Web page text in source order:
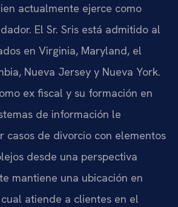
actualmente ejerce como
El Sr. Sris está admitido al
en Virginia, Maryland, el
Nueva Jersey y Nueva York.
ex fiscal y su formación en
de información le
casos de divorcio con elementos
desde una perspectiva
mantiene una ubicación en
atiende a clientes en el